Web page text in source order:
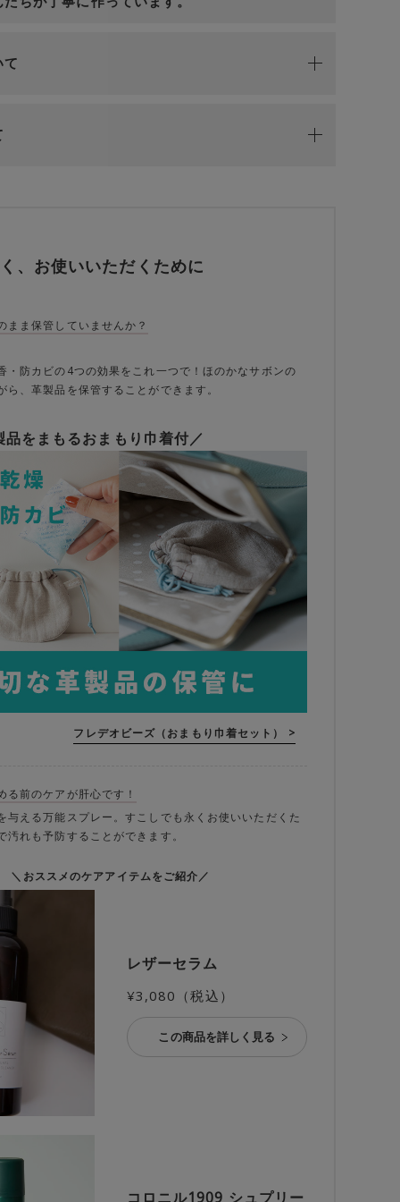
、お使いいただくために
まま保管していませんか？
・防カビの4つの効果をこれ一つで！ほのかなサボンの
ら、革製品を保管することができます。
をまもるおまもり巾着付／
フレデオビーズ（おまもり巾着セット） >
る前のケアが肝心です！
与える万能スプレー。すこしでも永くお使いいただくた
汚れも予防することができます。
＼おススメのケアアイテムをご紹介／
レザーセラム
¥3,080（税込）
この商品を詳しく見る
コロニル1909 シュプリー